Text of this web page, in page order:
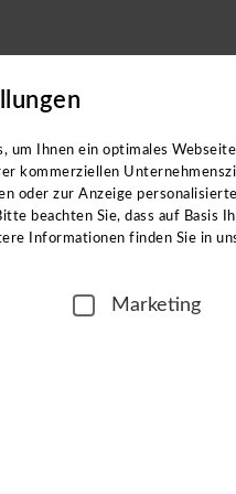
um Ihnen ein optimales
kommerziellen
oder zur Anzeige
beachten Sie, dass auf
Informationen finden Sie in
Marketing